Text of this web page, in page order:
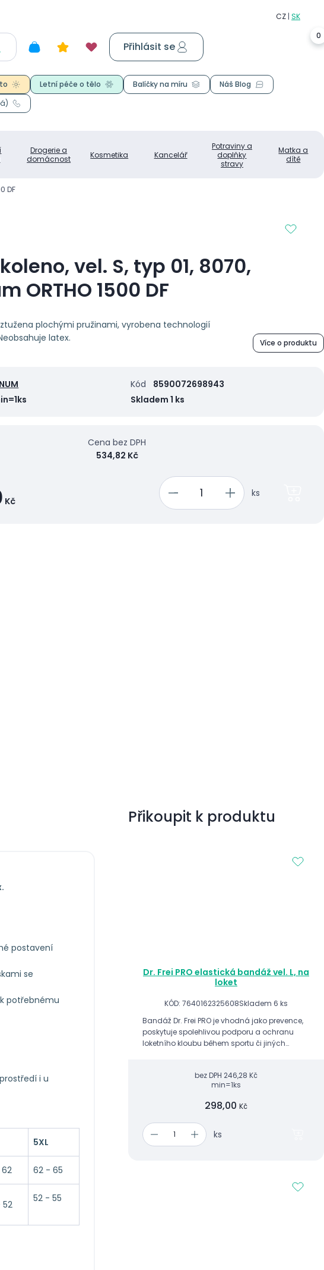
Drogerie a
domácnost
Kosmetika Kancelář
Potraviny a
doplňky
stravy
Matka a
dítě
0
Přihlásit se
Letní péče o tělo Balíčky na míru
Náš Blog
DF
vel. S, typ 01, 8070,
ORTHO 1500 DF
plochými pružinami, vyrobena technologií
latex.
Více o produktu
Kód
8590072698943
Skladem 1 ks
Kč
Cena bez DPH
534,82 Kč
ks
postavení
se
potřebnému
i u
5XL
62 - 65
52 - 55
Přikoupit k produktu
Dr. Frei PRO elastická bandáž vel. L, na
loket
KÓD: 7640162325608Skladem 6 ks
Bandáž Dr. Frei PRO je vhodná jako prevence,
poskytuje spolehlivou podporu a ochranu
loketního kloubu během sportu či jiných
bez DPH 246,28 Kč
min=1ks
298,00 Kč
ks